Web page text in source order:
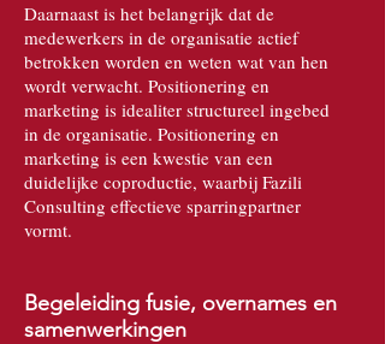
Daarnaast is het belangrijk dat de
medewerkers in de organisatie actief
betrokken worden en weten wat van hen
wordt verwacht. Positionering en
marketing is idealiter structureel ingebed
in de organisatie. Positionering en
marketing is een kwestie van een
duidelijke coproductie, waarbij Fazili
Consulting effectieve sparringpartner
vormt.
Begeleiding fusie, overnames en
samenwerkingen